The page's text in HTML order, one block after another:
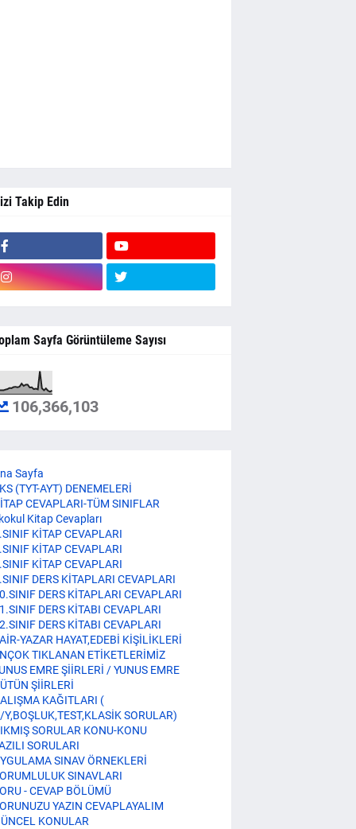
Takip Edin
Sayfa Görüntüleme Sayısı
106,366,103
Sayfa
(TYT-AYT) DENEMELERİ
CEVAPLARI-TÜM SINIFLAR
Kitap Cevapları
KİTAP CEVAPLARI
KİTAP CEVAPLARI
KİTAP CEVAPLARI
DERS KİTAPLARI CEVAPLARI
DERS KİTAPLARI CEVAPLARI
DERS KİTABI CEVAPLARI
DERS KİTABI CEVAPLARI
YAZAR HAYAT,EDEBİ KİŞİLİKLERİ
TIKLANAN ETİKETLERİMİZ
EMRE ŞİİRLERİ / YUNUS EMRE
ŞİİRLERİ
KAĞITLARI (
Y,BOŞLUK,TEST,KLASİK SORULAR)
SORULAR KONU-KONU
SORULARI
SINAV ÖRNEKLERİ
SINAVLARI
- CEVAP BÖLÜMÜ
YAZIN CEVAPLAYALIM
KONULAR